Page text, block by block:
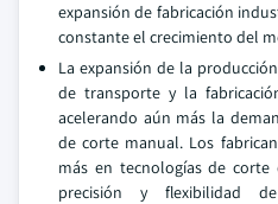
expansión de fabricación
constante el crecimiento del
La expansión de la
de transporte y la
acelerando aún más la
de corte manual. Los
más en tecnologías de corte
precisión y flexibilidad